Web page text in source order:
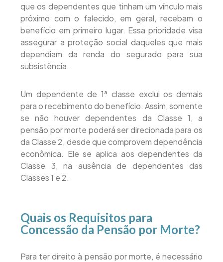
que os dependentes que tinham um vínculo mais
próximo com o falecido, em geral, recebam o
benefício em primeiro lugar. Essa prioridade visa
assegurar a proteção social daqueles que mais
dependiam da renda do segurado para sua
subsistência.
Um dependente de 1ª classe exclui os demais
para o recebimento do benefício. Assim, somente
se não houver dependentes da Classe 1, a
pensão por morte poderá ser direcionada para os
da Classe 2, desde que comprovem dependência
econômica. Ele se aplica aos dependentes da
Classe 3, na ausência de dependentes das
Classes 1 e 2.
Quais os Requisitos para
Concessão da Pensão por Morte?
Para ter direito à pensão por morte, é necessário